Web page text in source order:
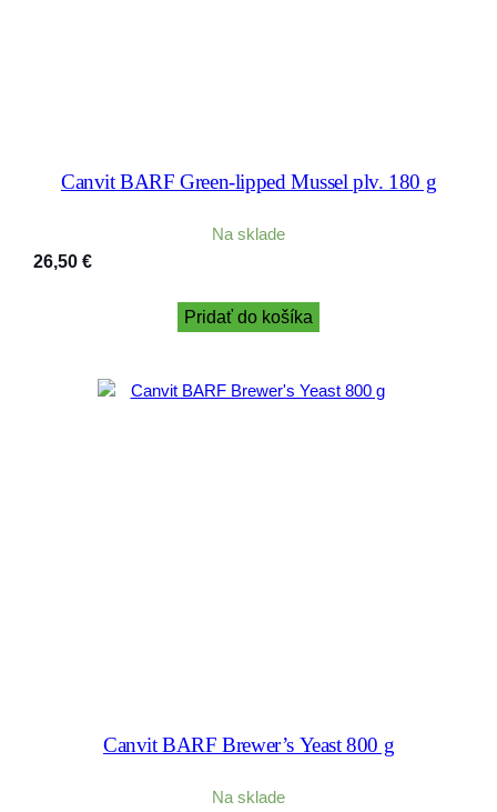
Canvit BARF Green-lipped Mussel plv. 180 g
Na sklade
26,50 €
Pridať do košíka
Canvit BARF Brewer’s Yeast 800 g
Na sklade